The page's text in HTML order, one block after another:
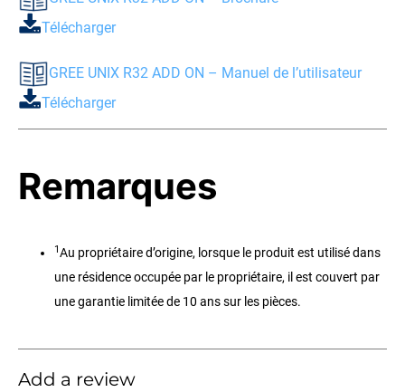
Télécharger
GREE UNIX R32 ADD ON – Manuel de l’utilisateur
Télécharger
Remarques
1Au propriétaire d’origine, lorsque le produit est utilisé dans
une résidence occupée par le propriétaire, il est couvert par
une garantie limitée de 10 ans sur les pièces.
Add a review